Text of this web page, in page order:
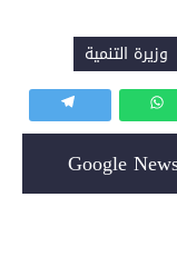
وزيرة التنمية